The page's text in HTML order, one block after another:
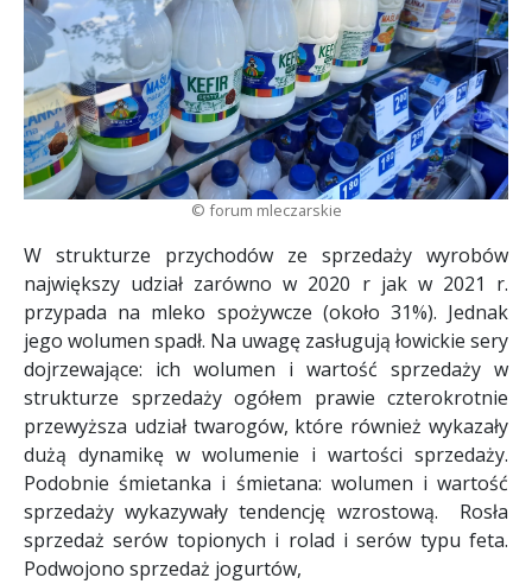
© forum mleczarskie
W strukturze przychodów ze sprzedaży wyrobów
największy udział zarówno w 2020 r jak w 2021 r.
przypada na mleko spożywcze (około 31%). Jednak
jego wolumen spadł. Na uwagę zasługują łowickie sery
dojrzewające: ich wolumen i wartość sprzedaży w
strukturze sprzedaży ogółem prawie czterokrotnie
przewyższa udział twarogów, które również wykazały
dużą dynamikę w wolumenie i wartości sprzedaży.
Podobnie śmietanka i śmietana: wolumen i wartość
sprzedaży wykazywały tendencję wzrostową. Rosła
sprzedaż serów topionych i rolad i serów typu feta.
Podwojono sprzedaż jogurtów,